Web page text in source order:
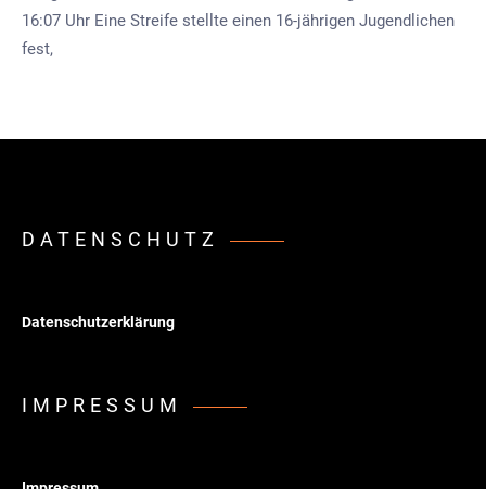
16:07 Uhr Eine Streife stellte einen 16-jährigen Jugendlichen
fest,
DATENSCHUTZ
Datenschutzerklärung
IMPRESSUM